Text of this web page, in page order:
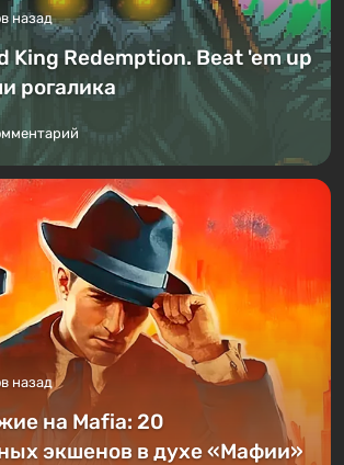
назад
King Redemption. Beat 'em up
рогалика
назад
на Mafia: 20
экшенов в духе «Мафии»